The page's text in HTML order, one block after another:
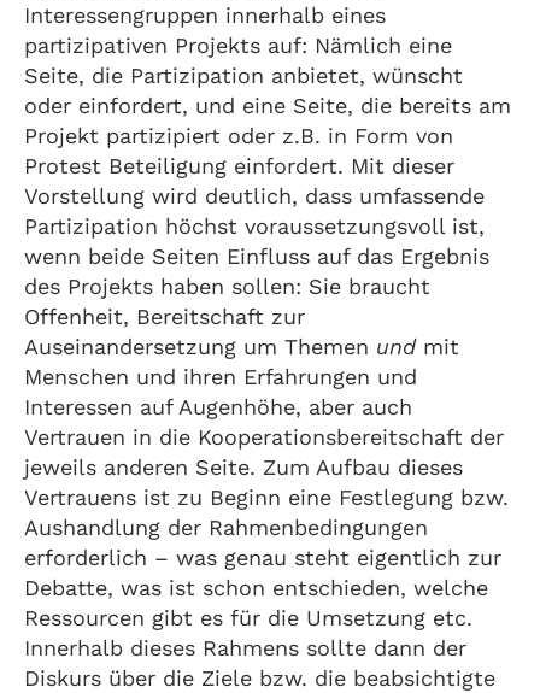
Interessengruppen innerhalb eines
partizipativen Projekts auf: Nämlich eine
Seite, die Partizipation anbietet, wünscht
oder einfordert, und eine Seite, die bereits am
Projekt partizipiert oder z.B. in Form von
Protest Beteiligung einfordert. Mit dieser
Vorstellung wird deutlich, dass umfassende
Partizipation höchst voraussetzungsvoll ist,
wenn beide Seiten Einfluss auf das Ergebnis
des Projekts haben sollen: Sie braucht
Offenheit, Bereitschaft zur
Auseinandersetzung um Themen undmit
Menschen und ihren Erfahrungen und
Interessen auf Augenhöhe, aber auch
Vertrauen in die Kooperationsbereitschaft der
jeweils anderen Seite. Zum Aufbau dieses
Vertrauens ist zu Beginn eine Festlegung bzw.
Aushandlung der Rahmenbedingungen
erforderlich – was genau steht eigentlich zur
Debatte, was ist schon entschieden, welche
Ressourcen gibt es für die Umsetzung etc.
Innerhalb dieses Rahmens sollte dann der
Diskurs über die Ziele bzw. die beabsichtigte